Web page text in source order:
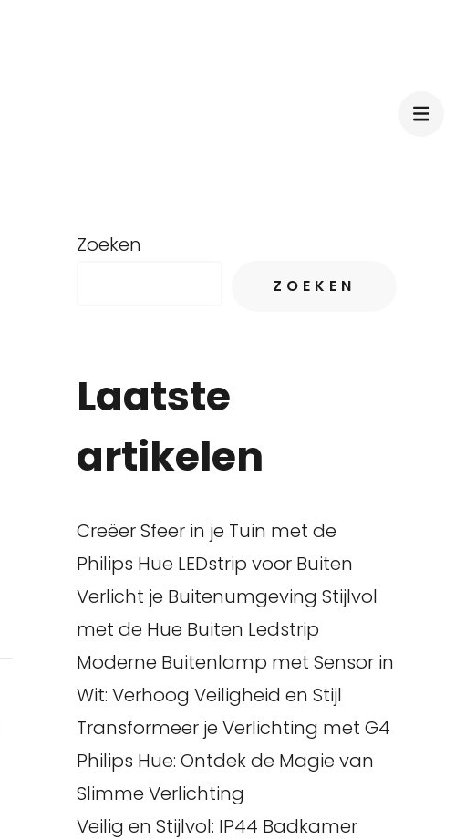
Zoeken
ZOEKEN
Laatste
artikelen
Creëer Sfeer in je Tuin met de
Philips Hue LEDstrip voor Buiten
Verlicht je Buitenumgeving Stijlvol
met de Hue Buiten Ledstrip
Moderne Buitenlamp met Sensor in
Wit: Verhoog Veiligheid en Stijl
Transformeer je Verlichting met G4
Philips Hue: Ontdek de Magie van
Slimme Verlichting
Veilig en Stijlvol: IP44 Badkamer